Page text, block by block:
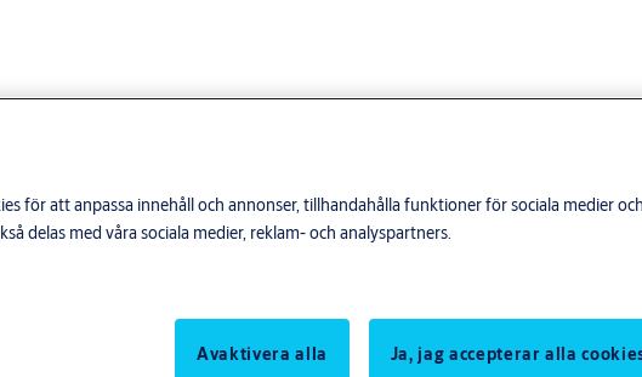
för att anpassa innehåll och annonser, tillhandahålla funktioner för sociala medier och
delas med våra sociala medier, reklam- och analyspartners.
Avaktivera alla
Ja, jag accepterar alla